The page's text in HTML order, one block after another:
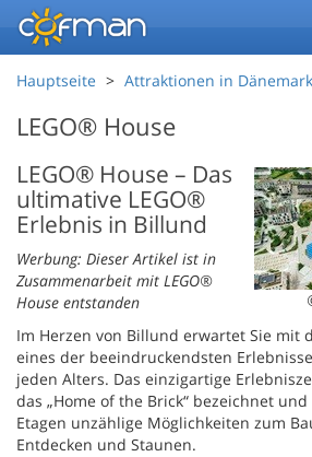
Hauptseite Attraktionen in Dänemark
LEGO® House
LEGO® House – Das
ultimative LEGO®
Erlebnis in Billund
Werbung: Dieser Artikel ist in
Zusammenarbeit mit LEGO®
House entstanden
Im Herzen von Billund erwartet Sie mit
eines der beeindruckendsten
jeden Alters. Das einzigartige
das „Home of the Brick“ bezeichnet
Etagen unzählige Möglichkeiten zum
Entdecken und Staunen.